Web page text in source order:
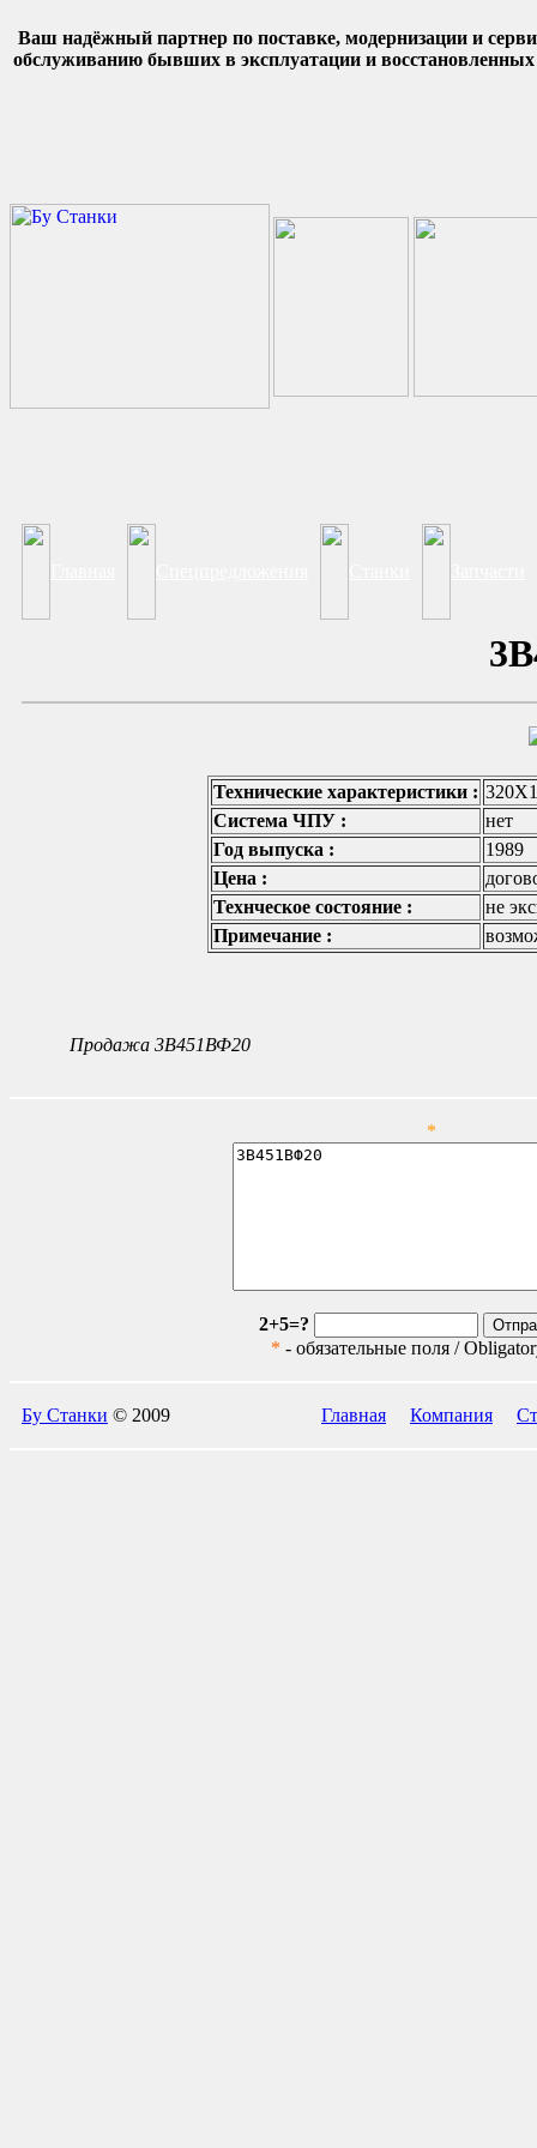
Ваш надёжный партнер по поставке, модернизации и
обслуживанию бывших в эксплуатации и восстановленных
Технические характеристики :
Система ЧПУ :
нет
Год выпуска :
1989
Цена :
Технческое состояние :
не
Примечание :
Продажа 3В451ВФ20
*
2+5=?
* - обязательные поля /
Бу Станки © 2009 Главная Компания